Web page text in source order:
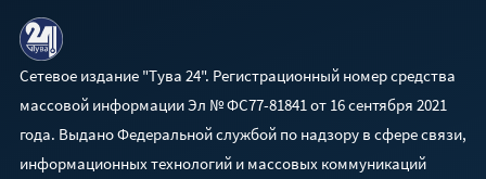
Сетевое издание "Тува 24". Регистрационный номер средства
массовой информации Эл № ФС77-81841 от 16 сентября 2021
года. Выдано Федеральной службой по надзору в сфере связи,
информационных технологий и массовых коммуникаций